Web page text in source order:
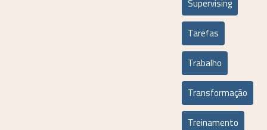
Supervising
Tarefas
Trabalho
Transformação
Treinamento